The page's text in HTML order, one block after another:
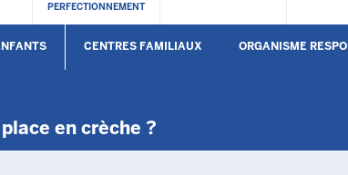
PERFECTIONNEMENT
CENTRES FAMILIAUX ORGANISME
en crèche ?